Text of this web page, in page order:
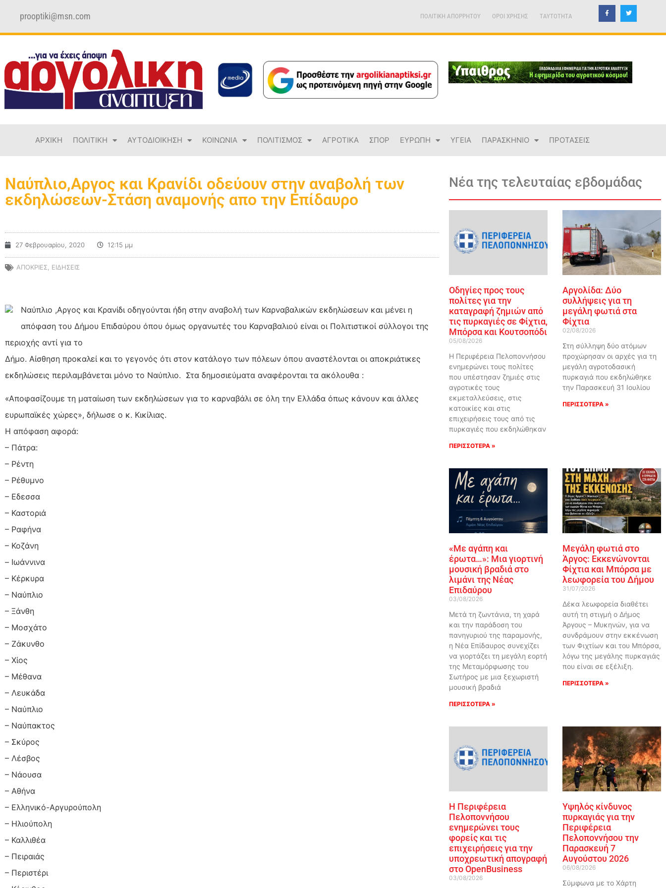
prooptiki@msn.com ΠΟΛΙΤΙΚΗ ΑΠΟΡΡΗΤΟΥ ΟΡΟΙ ΧΡΗΣΗΣ TAYTOTHTA
ΑΡΧΙΚΗ ΠΟΛΙΤΙΚΗ ΑΥΤΟΔΙΟΙΚΗΣΗ ΚΟΙΝΩΝΙΑ ΠΟΛΙΤΙΣΜΟΣ ΑΓΡΟΤΙΚΑ ΣΠΟΡ ΕΥΡΩΠΗ ΥΓΕΙΑ ΠΑΡΑΣΚΗΝΙΟ ΠΡΟΤΑΣΕΙΣ
Ναύπλιο,Αργος και Κρανίδι οδεύουν στην αναβολή των
εκδηλώσεων-Στάση αναμονής απο την Επίδαυρο
27 Φεβρουαρίου, 2020 12:15 μμ
ΑΠΟΚΡΙΕΣ ΕΙΔΗΣΕΙΣ
Ναύπλιο ,Αργος και Κρανίδι οδηγούνται ήδη στην αναβολή των Καρναβαλικών εκδηλώσεων και μένει η
απόφαση του Δήμου Επιδαύρου όπου όμως οργανωτές του Καρναβαλιού είναι οι Πολιτιστικοί σύλλογοι της
περιοχής αντί για το
Δήμο. Αίσθηση προκαλεί και το γεγονός ότι στον κατάλογο των πόλεων όπου αναστέλονται οι αποκριάτικες
εκδηλώσεις περιλαμβάνεται μόνο το Ναύπλιο. Στα δημοσιεύματα αναφέρονται τα ακόλουθα :
«Αποφασίζουμε τη ματαίωση των εκδηλώσεων για το καρναβάλι σε όλη την Ελλάδα όπως κάνουν και άλλες
ευρωπαϊκές χώρες», δήλωσε ο κ. Κικίλιας.
Η απόφαση αφορά:
– Πάτρα:
– Ρέντη
– Ρέθυμνο
– Eδεσσα
– Καστοριά
– Ραφήνα
– Κοζάνη
– Ιωάννινα
– Κέρκυρα
– Ναύπλιο
– Ξάνθη
– Μοσχάτο
– Ζάκυνθο
– Χίος
– Μέθανα
– Λευκάδα
– Ναύπλιο
– Ναύπακτος
– Σκύρος
– Λέσβος
– Νάουσα
– Αθήνα
– Ελληνικό-Αργυρούπολη
– Ηλιούπολη
– Καλλιθέα
– Πειραιάς
– Περιστέρι
Νέα της τελευταίας εβδομάδας
Οδηγίες προς τους
πολίτες για την
καταγραφή ζημιών από
τις πυρκαγιές σε Φίχτια,
Μπόρσα και Κουτσοπόδι
05/08/2026
Η Περιφέρεια Πελοποννήσου
ενημερώνει τους πολίτες
που υπέστησαν ζημιές στις
αγροτικές τους
εκμεταλλεύσεις, στις
κατοικίες και στις
επιχειρήσεις τους από τις
πυρκαγιές που εκδηλώθηκαν
ΠΕΡΙΣΣΟΤΕΡΑ »
Αργολίδα: Δύο
συλλήψεις για τη
μεγάλη φωτιά στα
Φίχτια
02/08/2026
Στη σύλληψη δύο ατόμων
προχώρησαν οι αρχές για τη
μεγάλη αγροτοδασική
πυρκαγιά που εκδηλώθηκε
την Παρασκευή 31 Ιουλίου
ΠΕΡΙΣΣΟΤΕΡΑ »
«Με αγάπη και
έρωτα…»: Μια γιορτινή
μουσική βραδιά στο
λιμάνι της Νέας
Επιδαύρου
03/08/2026
Μετά τη ζωντάνια, τη χαρά
και την παράδοση του
πανηγυριού της παραμονής,
η Νέα Επίδαυρος συνεχίζει
να γιορτάζει τη μεγάλη εορτή
της Μεταμόρφωσης του
Σωτήρος με μια ξεχωριστή
μουσική βραδιά
ΠΕΡΙΣΣΟΤΕΡΑ »
Μεγάλη φωτιά στο
Άργος: Εκκενώνονται
Φίχτια και Μπόρσα με
λεωφορεία του Δήμου
31/07/2026
Δέκα λεωφορεία διαθέτει
αυτή τη στιγμή ο Δήμος
Άργους – Μυκηνών, για να
συνδράμουν στην εκκένωση
των Φιχτίων και του Μπόρσα,
λόγω της μεγάλης πυρκαγιάς
που είναι σε εξέλιξη.
ΠΕΡΙΣΣΟΤΕΡΑ »
Η Περιφέρεια
Πελοποννήσου
ενημερώνει τους
φορείς και τις
επιχειρήσεις για την
υποχρεωτική απογραφή
στο OpenBusiness
03/08/2026
Υψηλός κίνδυνος
πυρκαγιάς για την
Περιφέρεια
Πελοποννήσου την
Παρασκευή 7
Αυγούστου 2026
06/08/2026
Σύμφωνα με το Χάρτη